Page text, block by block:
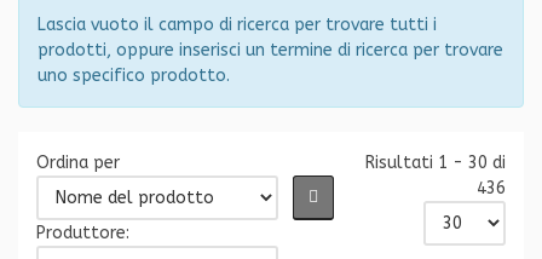
Lascia vuoto il campo di ricerca per trovare tutti i
prodotti, oppure inserisci un termine di ricerca per trovare
uno specifico prodotto.
Ordina per
Produttore:
Risultati 1 - 30 di
436